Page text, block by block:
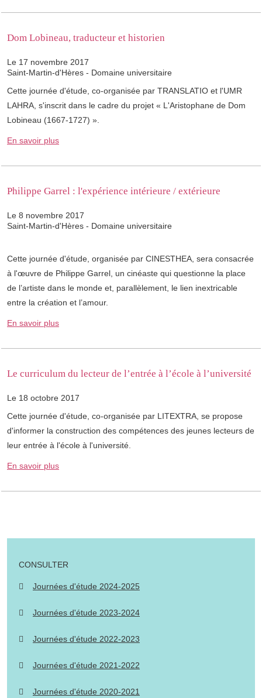
Dom Lobineau, traducteur et historien
Le 17 novembre 2017
Saint-Martin-d'Hères - Domaine universitaire
Cette journée d'étude, co-organisée par TRANSLATIO et l'UMR
LAHRA, s'inscrit dans le cadre du projet « L'Aristophane de Dom
Lobineau (1667-1727) ».
En savoir plus
Philippe Garrel : l'expérience intérieure / extérieure
Le 8 novembre 2017
Saint-Martin-d'Hères - Domaine universitaire
Cette journée d'étude, organisée par CINESTHEA, sera consacrée
à l'œuvre de Philippe Garrel, un cinéaste qui questionne la place
de l’artiste dans le monde et, parallèlement, le lien inextricable
entre la création et l’amour.
En savoir plus
Le curriculum du lecteur de l’entrée à l’école à l’université
Le 18 octobre 2017
Cette journée d'étude, co-organisée par LITEXTRA, se propose
d'informer la construction des compétences des jeunes lecteurs de
leur entrée à l'école à l'université.
En savoir plus
CONSULTER
Journées d'étude 2024-2025
Journées d'étude 2023-2024
Journées d'étude 2022-2023
Journées d'étude 2021-2022
Journées d'étude 2020-2021